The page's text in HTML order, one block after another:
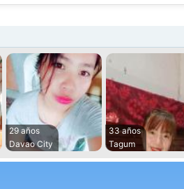
💕
29 años
Davao City
33 años
Tagum